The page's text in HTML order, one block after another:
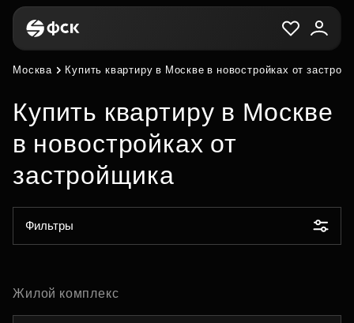
Москва Купить квартиру в Москве в новостройках от
Купить квартиру в Москве
в новостройках от
застройщика
Фильтры
Жилой комплекс